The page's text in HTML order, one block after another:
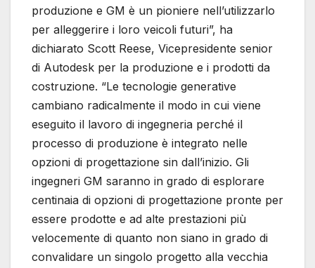
produzione e GM è un pioniere nell’utilizzarlo
per alleggerire i loro veicoli futuri”, ha
dichiarato Scott Reese, Vicepresidente senior
di Autodesk per la produzione e i prodotti da
costruzione. “Le tecnologie generative
cambiano radicalmente il modo in cui viene
eseguito il lavoro di ingegneria perché il
processo di produzione è integrato nelle
opzioni di progettazione sin dall’inizio. Gli
ingegneri GM saranno in grado di esplorare
centinaia di opzioni di progettazione pronte per
essere prodotte e ad alte prestazioni più
velocemente di quanto non siano in grado di
convalidare un singolo progetto alla vecchia